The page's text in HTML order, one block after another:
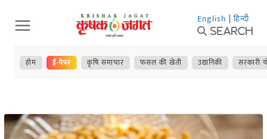
Skip
to
content
English | हिन्दी
Search
होम ई-पेपर कृषि समाचार फसल की खेती उद्यानिकी सरकारी